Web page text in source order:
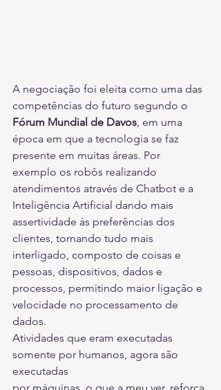
A negociação foi eleita como uma das
competências do futuro segundo o
Fórum Mundial de Davos , em uma
época em que a tecnologia se faz
presente em muitas áreas. Por
exemplo os robôs realizando
atendimentos através de Chatbot e a
Inteligência Artificial dando mais
assertividade às preferências dos
clientes, tornando tudo mais
interligado, composto de coisas e
pessoas, dispositivos, dados e
processos, permitindo maior ligação e
velocidade no processamento de
dados.
Atividades que eram executadas
somente por humanos, agora são
executadas
por máquinas, o que a meu ver, reforça